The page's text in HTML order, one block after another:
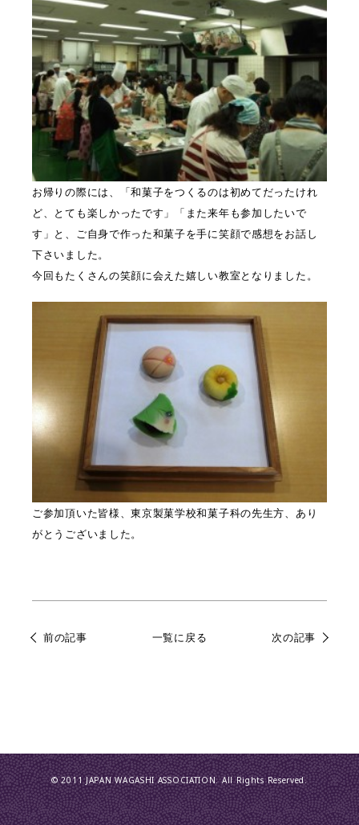
お帰りの際には、「和菓子をつくるのは初めてだったけれ
ど、とても楽しかったです」「また来年も参加したいで
す」と、ご自身で作った和菓子を手に笑顔で感想をお話し
下さいました。
今回もたくさんの笑顔に会えた嬉しい教室となりました。
ご参加頂いた皆様、東京製菓学校和菓子科の先生方、あり
がとうございました。
前の記事 一覧に戻る 次の記事
© 2011 JAPAN WAGASHI ASSOCIATION. All Rights Reserved.